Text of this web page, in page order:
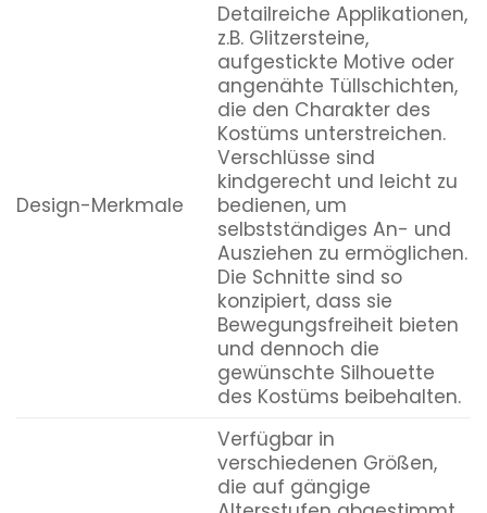
Design-Merkmale
Detailreiche Applikationen,
z.B. Glitzersteine,
aufgestickte Motive oder
angenähte Tüllschichten,
die den Charakter des
Kostüms unterstreichen.
Verschlüsse sind
kindgerecht und leicht zu
bedienen, um
selbstständiges An- und
Ausziehen zu ermöglichen.
Die Schnitte sind so
konzipiert, dass sie
Bewegungsfreiheit bieten
und dennoch die
gewünschte Silhouette
des Kostüms beibehalten.
Verfügbar in
verschiedenen Größen,
die auf gängige